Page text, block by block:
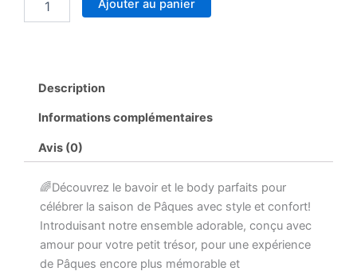
Ajouter au panier
Description
Informations complémentaires
Avis (0)
🌈Découvrez le bavoir et le body parfaits pour
célébrer la saison de Pâques avec style et confort!
Introduisant notre ensemble adorable, conçu avec
amour pour votre petit trésor, pour une expérience
de Pâques encore plus mémorable et